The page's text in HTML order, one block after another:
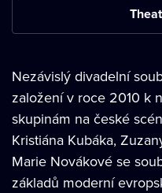
Nezávislý divadelní
založení v roce 2010 k
skupinám na české
Kristiána Kubáka,
Marie Novákové se
základů moderní